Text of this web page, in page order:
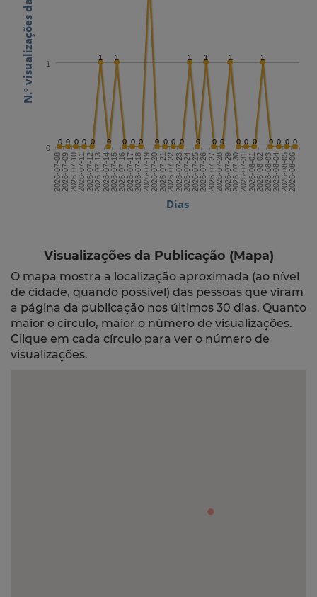
Dias
0 0 0 0 0
1
0
1
0 0 0 0 0 0 0
1
0
1
0 0
1
0 0 0
1
0 0 0 0
2026-07-082026-07-092026-07-102026-07-112026-07-122026-07-132026-07-142026-07-152026-07-162026-07-172026-07-182026-07-192026-07-202026-07-212026-07-222026-07-232026-07-242026-07-252026-07-262026-07-272026-07-282026-07-292026-07-302026-07-312026-08-012026-08-022026-08-032026-08-042026-08-052026-08-06
0
1
Visualizações da Publicação (Mapa)
O mapa mostra a localização aproximada (ao nível
de cidade, quando possível) das pessoas que viram
a página da publicação nos últimos 30 dias. Quanto
maior o círculo, maior o número de visualizações.
Clique em cada círculo para ver o número de
visualizações.